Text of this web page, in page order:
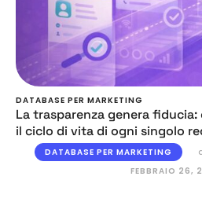
DATABASE PER MARKETING
La trasparenza genera
il ciclo di vita di ogni singolo
DATABASE PER MARKETING
FEBBRAIO 26,